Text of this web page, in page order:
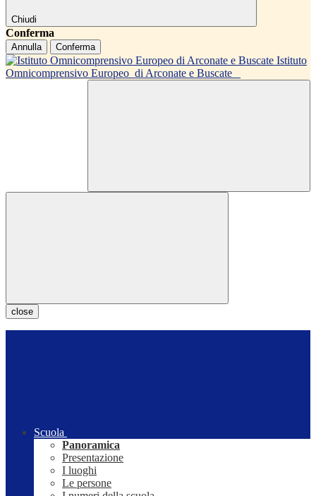
Chiudi
Conferma
Annulla Conferma
Istituto
Omnicomprensivo Europeo di Arconate e Buscate
close
Scuola
Panoramica
Presentazione
I luoghi
Le persone